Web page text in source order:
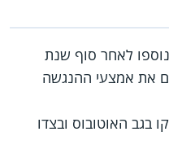
לאחר סוף שנת
גם את אמצעי ההנגשה
בגב האוטובוס ובצדו